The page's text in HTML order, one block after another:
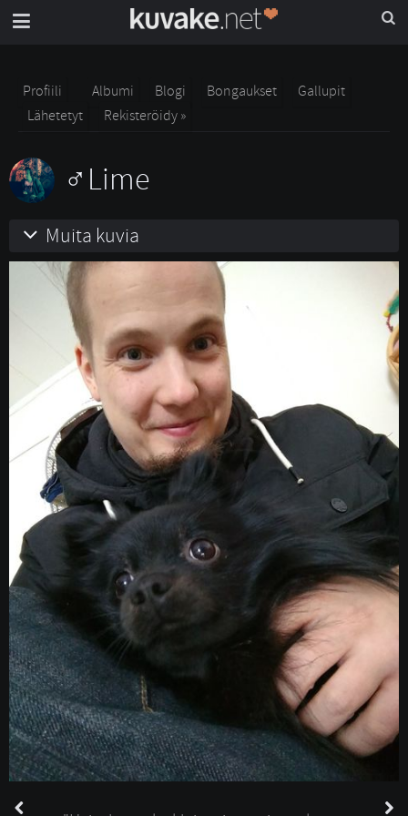
Profiili Albumi Blogi Bongaukset
Gallupit
Lähetetyt
Rekisteröidy »
Lime
Muita kuvia